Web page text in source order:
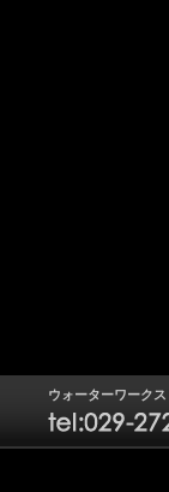
ウォーターワークス